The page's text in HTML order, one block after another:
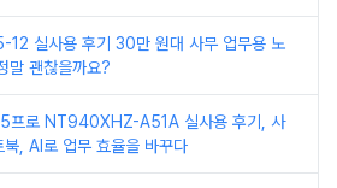
12 실사용 후기 30만 원대 사무 업무용 노
말 괜찮을까요?
5프로 NT940XHZ-A51A 실사용 후기, 사
북, AI로 업무 효율을 바꾸다